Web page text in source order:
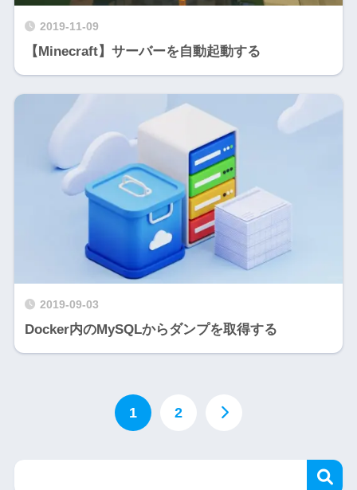
2019-11-09
【Minecraft】サーバーを自動起動する
2019-09-03
Docker内のMySQLからダンプを取得する
1 2